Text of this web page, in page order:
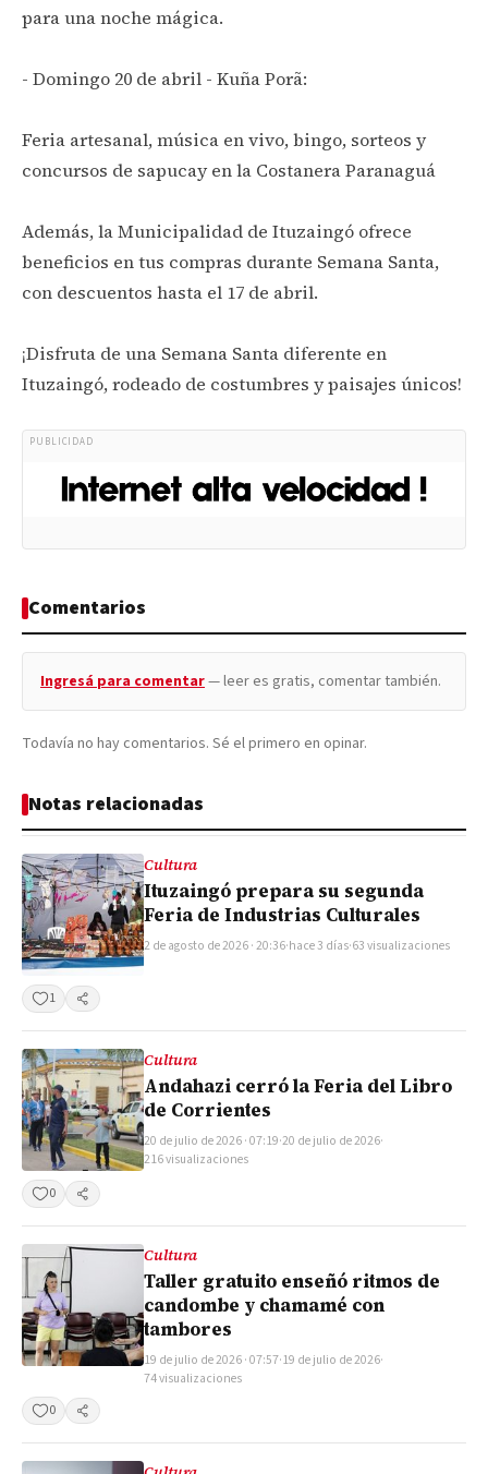
para una noche mágica.
- Domingo 20 de abril - Kuña Porã:
Feria artesanal, música en vivo, bingo, sorteos y
concursos de sapucay en la Costanera Paranaguá
Además, la Municipalidad de Ituzaingó ofrece
beneficios en tus compras durante Semana Santa,
con descuentos hasta el 17 de abril.
¡Disfruta de una Semana Santa diferente en
Ituzaingó, rodeado de costumbres y paisajes únicos!
PUBLICIDAD
Comentarios
Ingresá para comentar— leer es gratis, comentar también.
Todavía no hay comentarios. Sé el primero en opinar.
Notas relacionadas
Cultura
Ituzaingó prepara su segunda
Feria de Industrias Culturales
2 de agosto de 2026 · 20:36·hace 3 días·63 visualizaciones
1 Compartir
Cultura
Andahazi cerró la Feria del Libro
de Corrientes
20 de julio de 2026 · 07:19·20 de julio de 2026·
216 visualizaciones
0
Compartir
Cultura
Taller gratuito enseñó ritmos de
candombe y chamamé con
tambores
19 de julio de 2026 · 07:57·19 de julio de 2026·
74 visualizaciones
0
Compartir